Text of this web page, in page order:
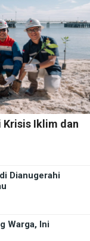
Krisis Iklim dan
Dianugerahi
Warga, Ini